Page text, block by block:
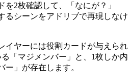
2枚確認して、「なにが？」
るシーンをアドリブで再現しなけ
イヤーには役割カードが与えられ
「マジメンバー」と、1枚しか内
ー」が存在します。